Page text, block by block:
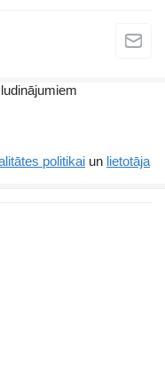
politikai un lietotāja